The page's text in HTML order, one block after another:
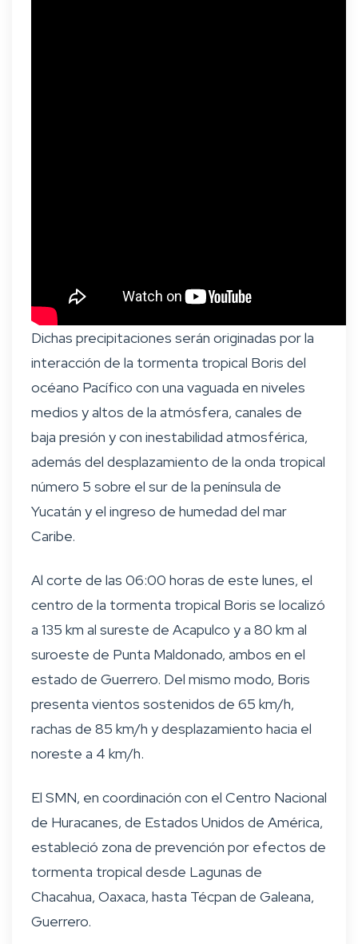
Dichas precipitaciones serán originadas por la
interacción de la tormenta tropical Boris del
océano Pacífico con una vaguada en niveles
medios y altos de la atmósfera, canales de
baja presión y con inestabilidad atmosférica,
además del desplazamiento de la onda tropical
número 5 sobre el sur de la península de
Yucatán y el ingreso de humedad del mar
Caribe.
Al corte de las 06:00 horas de este lunes, el
centro de la tormenta tropical Boris se localizó
a 135 km al sureste de Acapulco y a 80 km al
suroeste de Punta Maldonado, ambos en el
estado de Guerrero. Del mismo modo, Boris
presenta vientos sostenidos de 65 km/h,
rachas de 85 km/h y desplazamiento hacia el
noreste a 4 km/h.
El SMN, en coordinación con el Centro Nacional
de Huracanes, de Estados Unidos de América,
estableció zona de prevención por efectos de
tormenta tropical desde Lagunas de
Chacahua, Oaxaca, hasta Técpan de Galeana,
Guerrero.